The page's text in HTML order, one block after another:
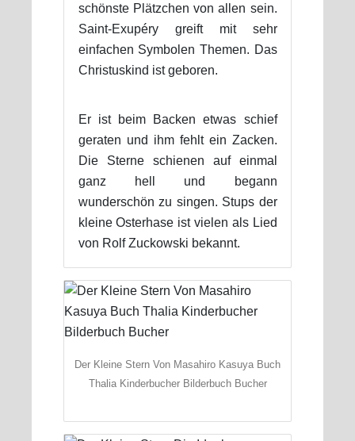
schönste Plätzchen von allen sein.
Saint-Exupéry greift mit sehr
einfachen Symbolen Themen. Das
Christuskind ist geboren.
Er ist beim Backen etwas schief
geraten und ihm fehlt ein Zacken.
Die Sterne schienen auf einmal
ganz hell und begann
wunderschön zu singen. Stups der
kleine Osterhase ist vielen als Lied
von Rolf Zuckowski bekannt.
Der Kleine Stern Von Masahiro Kasuya Buch
Thalia Kinderbucher Bilderbuch Bucher